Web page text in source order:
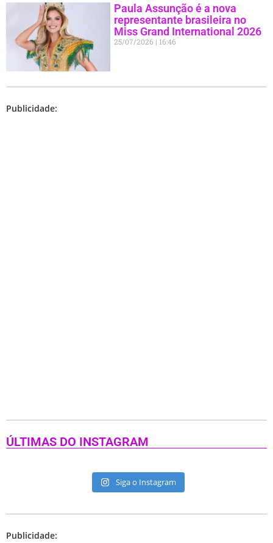
Paula Assunção é a nova
representante brasileira no
Miss Grand International 2026
25/07/2026 16:46
Publicidade:
ÚLTIMAS DO INSTAGRAM
Siga o Instagram
Publicidade: